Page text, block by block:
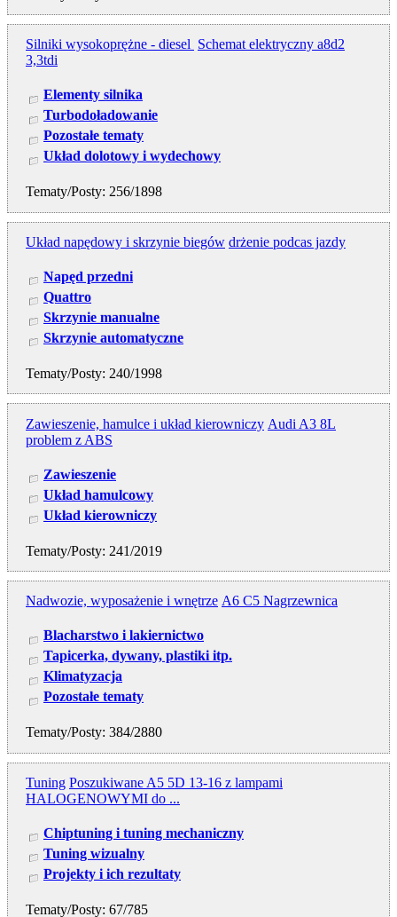
Silniki wysokoprężne - diesel Schemat elektryczny a8d2
3,3tdi
Elementy silnika
Turbodoładowanie
Pozostałe tematy
Układ dolotowy i wydechowy
Tematy/Posty: 256/1898
Układ napędowy i skrzynie biegów drżenie podcas jazdy
Napęd przedni
Quattro
Skrzynie manualne
Skrzynie automatyczne
Tematy/Posty: 240/1998
Zawieszenie, hamulce i układ kierowniczy Audi A3 8L
problem z ABS
Zawieszenie
Układ hamulcowy
Układ kierowniczy
Tematy/Posty: 241/2019
Nadwozie, wyposażenie i wnętrze A6 C5 Nagrzewnica
Blacharstwo i lakiernictwo
Tapicerka, dywany, plastiki itp.
Klimatyzacja
Pozostałe tematy
Tematy/Posty: 384/2880
Tuning Poszukiwane A5 5D 13-16 z lampami
HALOGENOWYMI do ...
Chiptuning i tuning mechaniczny
Tuning wizualny
Projekty i ich rezultaty
Tematy/Posty: 67/785